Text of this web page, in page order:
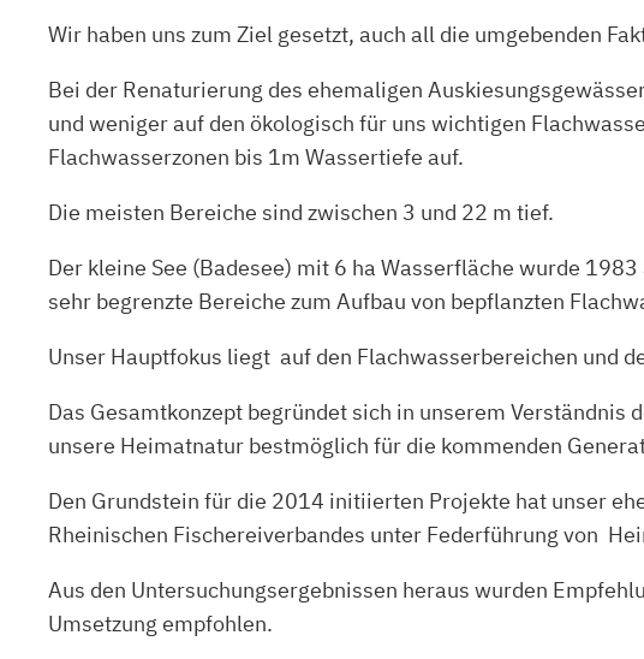
Wir haben uns zum Ziel gesetzt, auch all die umgebenden
Bei der Renaturierung des ehemaligen
und weniger auf den ökologisch für uns wichtigen
Flachwasserzonen bis 1m Wassertiefe auf.
Die meisten Bereiche sind zwischen 3 und 22 m tief.
Der kleine See (Badesee) mit 6 ha Wasserfläche wurde
sehr begrenzte Bereiche zum Aufbau von bepflanzten
Unser Hauptfokus liegt auf den Flachwasserbereichen und
Das Gesamtkonzept begründet sich in unserem
unsere Heimatnatur bestmöglich für die kommenden
Den Grundstein für die 2014 initiierten Projekte hat unser
Rheinischen Fischereiverbandes unter Federführung von
Aus den Untersuchungsergebnissen heraus wurden
Umsetzung empfohlen.